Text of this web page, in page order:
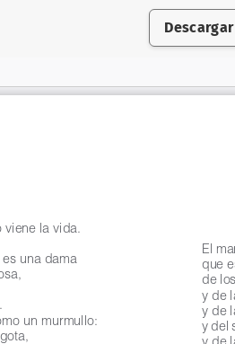
Descargar